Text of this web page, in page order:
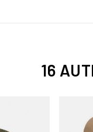
16